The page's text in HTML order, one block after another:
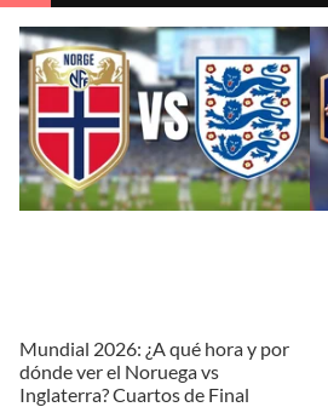
Mundial 2026: ¿A qué hora y por
dónde ver el Noruega vs
Inglaterra? Cuartos de Final